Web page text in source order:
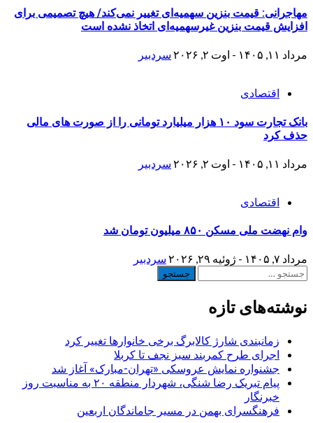
مهاجرانی: قیمت بنزین سهمیه‌ای تغییر نمی‌کند/ هیچ تصمیمی برای
افزایش قیمت بنزین غیرسهمیه‌ای اتخاذ نشده است
مرداد ۱۱, ۱۴۰۵ - اوت ۲, ۲۰۲۶ سردبیر
اقتصادی
بانک تجارت سود ۱۰ هزار میلیارد تومانی را از صورت های مالی
حذف کرد
مرداد ۱۱, ۱۴۰۵ - اوت ۲, ۲۰۲۶ سردبیر
اقتصادی
وام نهضت ملی مسکن ۸۵۰ میلیون تومان شد
مرداد ۷, ۱۴۰۵ - ژوئیه ۲۹, ۲۰۲۶
سردبیر
جستجو
نوشته‌های تازه
زمانبندی شارژ کالابرگ برخی خانوارها تغییر کرد
اجرای طرح کمربند سبز نجف تا کربلا
جشنواره نمایش عروسکی «تهران-مبارک» آغاز شد
پیام تبریک رضا شنگی، شهردار منطقه ۲۰ به مناسبت روز
خبرنگار
فرهنگسرای بهمن در مسیر جاماندگان اربعین